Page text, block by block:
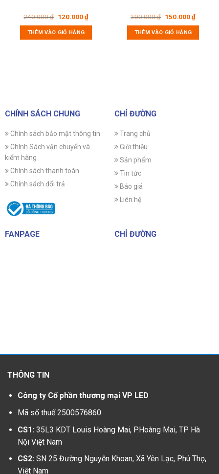
240.000₫ Giá
là:
240.000 ₫.
120.000₫Giá
hiện
120.000 ₫.
THÊM VÀO GIỎ HÀNG
300.000₫ Giá
là:
300.000 ₫.
150.000₫Giá
hiện
THÊM VÀO GIỎ HÀNG
CHÍNH SÁCH CHUNG
Chính sách bảo mật thông tin
Chính Sách vận chuyển và
kiểm hàng
Chính sách thanh toán
Chính sách đổi trả
CHỈ ĐƯỜNG
Trang chủ
Giới thiệu
Sản phẩm
Tin tức
Báo giá
Liên hệ
FANPAGE CHỈ ĐƯỜNG
THÔNG TIN
Công ty Cổ phần thương mại VP LED
Mã số thuế 2500576860
CS1: 35L3 KDT Louis Hoàng Mai, P.Hoàng Mai, TP Hà
Nội Việt Nam
CS2: SN 25 Đường Nguyễn Khoan, Xã Yên Lạc, Phú Thọ,
Việt Nam